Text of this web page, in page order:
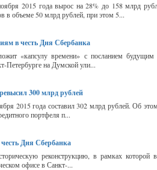
2015 года вырос на 28% до 158 млрд
в объеме 50 млрд рублей, при этом 5...
в честь Дня Сбербанка
«капсулу времени» с посланием будущим
Петербурге на Думской ули...
300 млрд рублей
2015 года составил 302 млрд рублей. Об
портфеля п...
Дня Сбербанка
реконструкцию, в рамках которой
офисе в Санкт-...